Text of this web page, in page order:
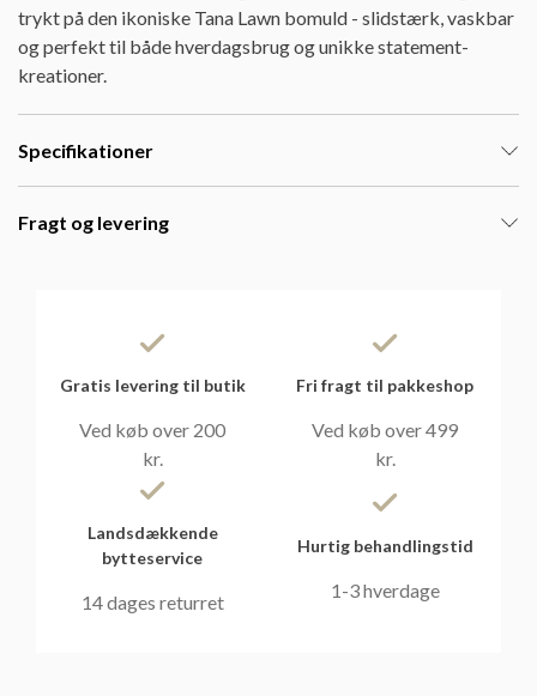
trykt på den ikoniske Tana Lawn bomuld - slidstærk, vaskbar
og perfekt til både hverdagsbrug og unikke statement-
kreationer.
Specifikationer
Fragt og levering
Gratis levering til butik
Ved køb over 200
kr.
Fri fragt til pakkeshop
Ved køb over 499
kr.
Landsdækkende
bytteservice
14 dages returret
Hurtig behandlingstid
1-3 hverdage